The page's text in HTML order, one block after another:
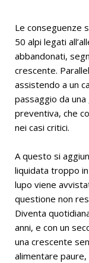
Le conseguenze
50 alpi legati
abbandonati,
crescente.
assistendo a un
passaggio da
preventiva, che
nei casi critici.
A questo si
liquidata troppo
lupo viene
questione non
Diventa
anni, e con un
una crescente
alimentare